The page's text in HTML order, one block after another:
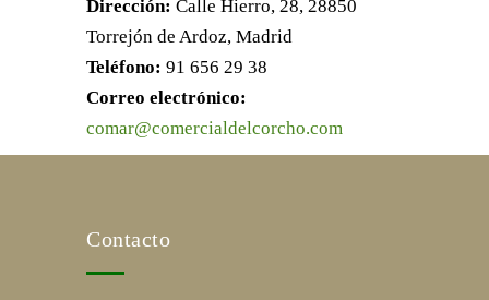
Dirección: Calle Hierro, 28, 28850
Torrejón de Ardoz, Madrid
Teléfono: 91 656 29 38
Correo electrónico:
comar@comercialdelcorcho.com
Contacto